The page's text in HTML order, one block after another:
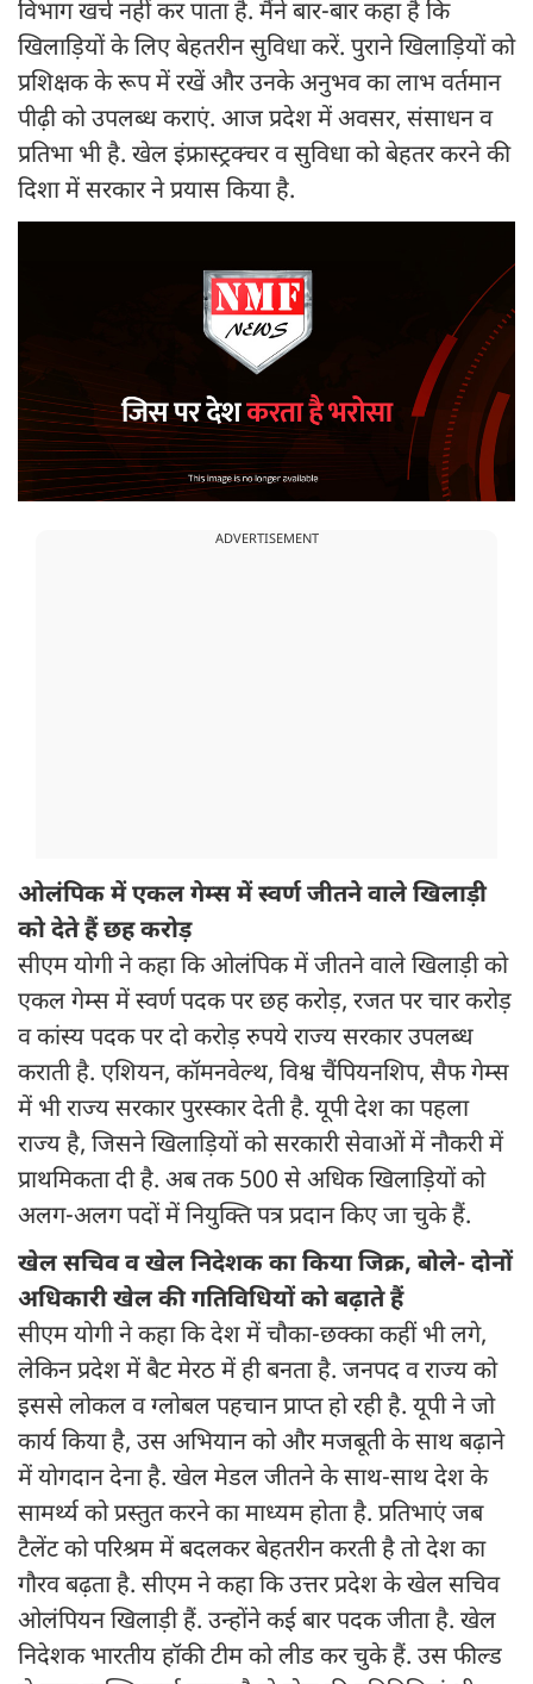
विभाग खर्च नहीं कर पाता है. मैंने बार-बार कहा है कि
खिलाड़ियों के लिए बेहतरीन सुविधा करें. पुराने खिलाड़ियों को
प्रशिक्षक के रूप में रखें और उनके अनुभव का लाभ वर्तमान
पीढ़ी को उपलब्ध कराएं. आज प्रदेश में अवसर, संसाधन व
प्रतिभा भी है. खेल इंफ्रास्ट्रक्चर व सुविधा को बेहतर करने की
दिशा में सरकार ने प्रयास किया है.
ADVERTISEMENT
ओलंपिक में एकल गेम्स में स्वर्ण जीतने वाले खिलाड़ी
को देते हैं छह करोड़
सीएम योगी ने कहा कि ओलंपिक में जीतने वाले खिलाड़ी को
एकल गेम्स में स्वर्ण पदक पर छह करोड़, रजत पर चार करोड़
व कांस्य पदक पर दो करोड़ रुपये राज्य सरकार उपलब्ध
कराती है. एशियन, कॉमनवेल्थ, विश्व चैंपियनशिप, सैफ गेम्स
में भी राज्य सरकार पुरस्कार देती है. यूपी देश का पहला
राज्य है, जिसने खिलाड़ियों को सरकारी सेवाओं में नौकरी में
प्राथमिकता दी है. अब तक 500 से अधिक खिलाड़ियों को
अलग-अलग पदों में नियुक्ति पत्र प्रदान किए जा चुके हैं.
खेल सचिव व खेल निदेशक का किया जिक्र, बोले- दोनों
अधिकारी खेल की गतिविधियों को बढ़ाते हैं
सीएम योगी ने कहा कि देश में चौका-छक्का कहीं भी लगे,
लेकिन प्रदेश में बैट मेरठ में ही बनता है. जनपद व राज्य को
इससे लोकल व ग्लोबल पहचान प्राप्त हो रही है. यूपी ने जो
कार्य किया है, उस अभियान को और मजबूती के साथ बढ़ाने
में योगदान देना है. खेल मेडल जीतने के साथ-साथ देश के
सामर्थ्य को प्रस्तुत करने का माध्यम होता है. प्रतिभाएं जब
टैलेंट को परिश्रम में बदलकर बेहतरीन करती है तो देश का
गौरव बढ़ता है. सीएम ने कहा कि उत्तर प्रदेश के खेल सचिव
ओलंपियन खिलाड़ी हैं. उन्होंने कई बार पदक जीता है. खेल
निदेशक भारतीय हॉकी टीम को लीड कर चुके हैं. उस फील्ड